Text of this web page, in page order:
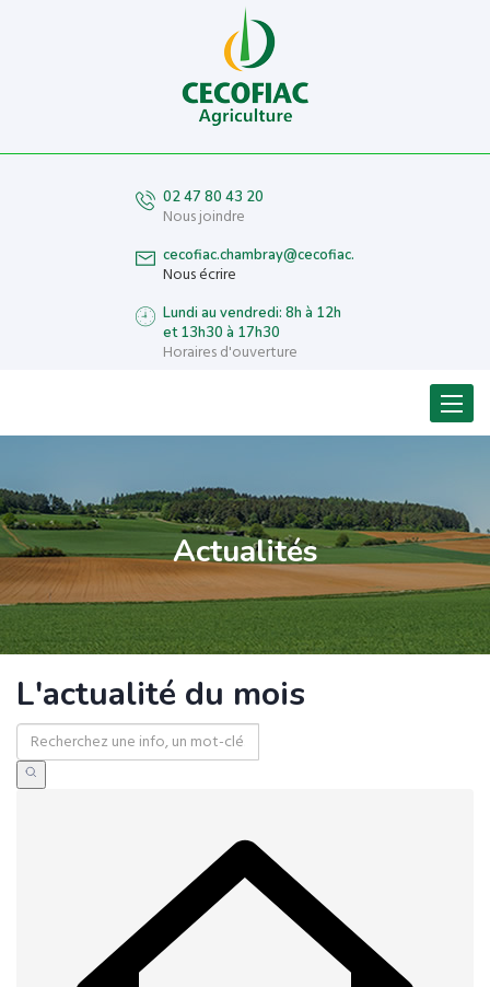
02 47 80 43 20
Nous joindre
cecofiac.chambray@cecofiac.fr
Nous écrire
Lundi au vendredi: 8h à 12h
et 13h30 à 17h30
Horaires d'ouverture
Menu
Actualités
L'actualité du mois